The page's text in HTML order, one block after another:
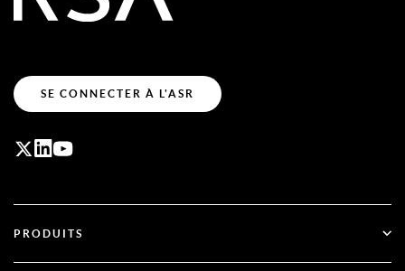
SE CONNECTER À L'ASR
PRODUITS